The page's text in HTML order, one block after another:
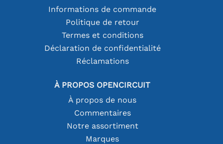
Informations de commande
Politique de retour
Termes et conditions
Déclaration de confidentialité
Réclamations
À PROPOS OPENCIRCUIT
À propos de nous
Commentaires
Notre assortiment
Marques